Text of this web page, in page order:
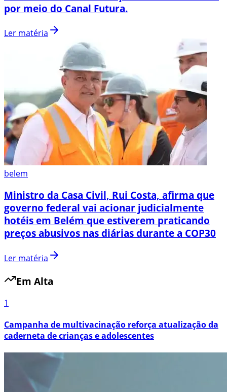
por meio do Canal Futura.
Ler matéria
belem
Ministro da Casa Civil, Rui Costa, afirma que
governo federal vai acionar judicialmente
hotéis em Belém que estiverem praticando
preços abusivos nas diárias durante a COP30
Ler matéria
Em Alta
1
Campanha de multivacinação reforça atualização da
caderneta de crianças e adolescentes